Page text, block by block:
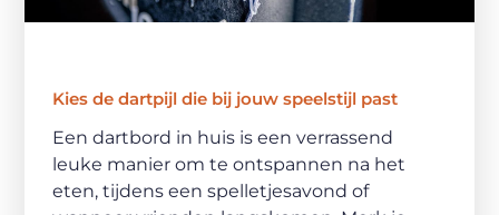
Kies de dartpijl die bij jouw speelstijl past
Een dartbord in huis is een verrassend
leuke manier om te ontspannen na het
eten, tijdens een spelletjesavond of